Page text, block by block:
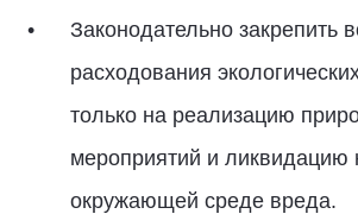
Законодательно закрепить
расходования
только на реализацию
мероприятий и ликвидацию
окружающей среде вреда.